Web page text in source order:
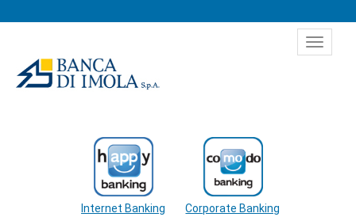
Toggle
Internet Banking Corporate Banking